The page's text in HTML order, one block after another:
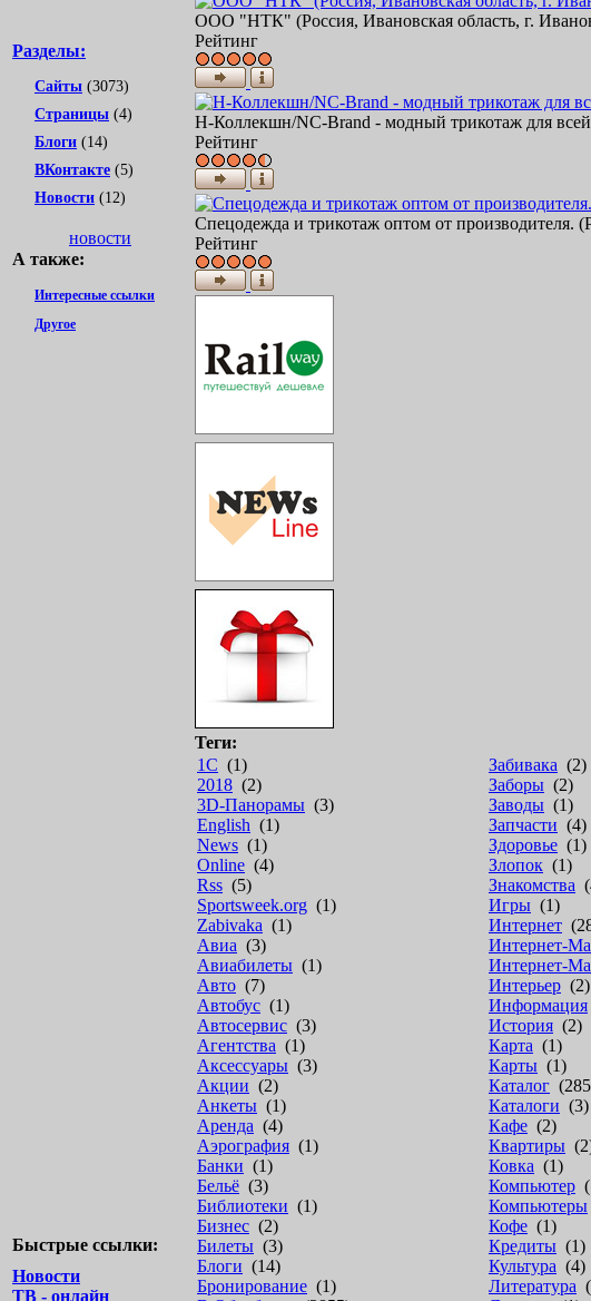
Разделы:
Сайты (3073)
Страницы (4)
Блоги (14)
ВКонтакте (5)
Новости (12)
новости
А также:
Интересные ссылки
Другое
Быстрые ссылки:
Новости
ТВ - онлайн
ООО "НТК" (Россия, Ивановская область, г.
Рейтинг
Н-Коллекшн/NC-Brand - модный трикотаж для всей
Рейтинг
Спецодежда и трикотаж оптом от производителя.
Рейтинг
Теги:
1С (1)
2018 (2)
3D-Панорамы (3)
English (1)
News (1)
Online (4)
Rss (5)
Sportsweek.org (1)
Zabivaka (1)
Авиа (3)
Авиабилеты (1)
Авто (7)
Автобус (1)
Автосервис (3)
Агентства (1)
Аксессуары (3)
Акции (2)
Анкеты (1)
Аренда (4)
Аэрография (1)
Банки (1)
Бельё (3)
Библиотеки (1)
Бизнес (2)
Билеты (3)
Блоги (14)
Бронирование (1)
Забивака (2)
Заборы (2)
Заводы (1)
Запчасти (4)
Здоровье (1)
Злопок (1)
Знакомства
Игры (1)
Интернет
Интернет-
Интернет-
Интерьер (2)
Информация
История (2)
Карта (1)
Карты (1)
Каталог
Каталоги (3)
Кафе (2)
Квартиры
Ковка (1)
Компьютер
Компьютеры
Кофе (1)
Кредиты (1)
Культура (4)
Литература